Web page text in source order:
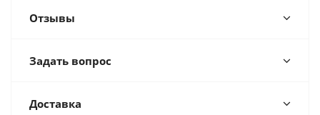
Отзывы
Задать вопрос
Доставка